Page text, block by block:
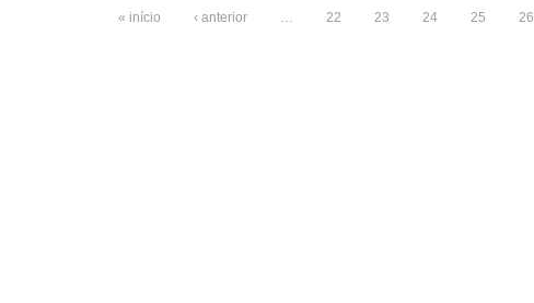
« início ‹ anterior 22 23 24 25 26